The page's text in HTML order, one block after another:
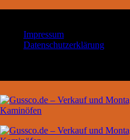
springenImpressum
Datenschutzerklärung